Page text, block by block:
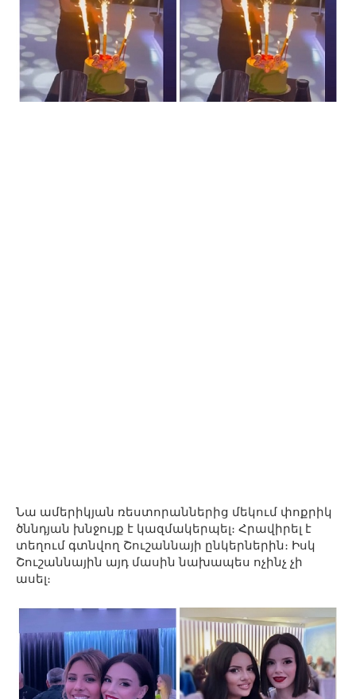
Նա ամերիկյան ռեստորաններից մեկում փոքրիկ
ծննդյան խնջույք է կազմակերպել։ Հրավիրել է
տեղում գտնվող Շուշաննայի ընկերներին։ Իսկ
Շուշաննային այդ մասին նախապես ոչինչ չի
ասել։